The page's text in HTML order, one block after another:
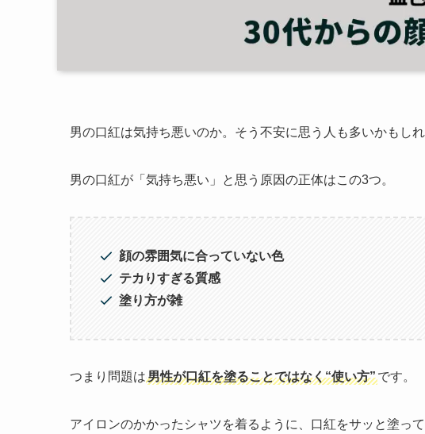
男の口紅は気持ち悪いのか。そう不安に思う人も多いかもしれ
男の口紅が「気持ち悪い」と思う原因の正体はこの3つ。
顔の雰囲気に合っていない色
テカりすぎる質感
塗り方が雑
つまり問題は男性が口紅を塗ることではなく“使い方”です。
アイロンのかかったシャツを着るように、口紅をサッと塗って